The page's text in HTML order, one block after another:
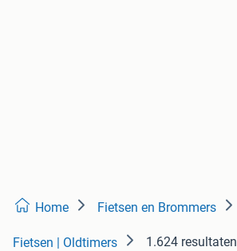
Home Fietsen en Brommers
Fietsen | Oldtimers 1.624 resultaten